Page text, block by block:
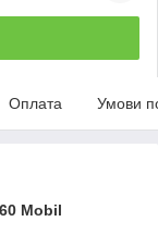
Оплата Умови
Mobil